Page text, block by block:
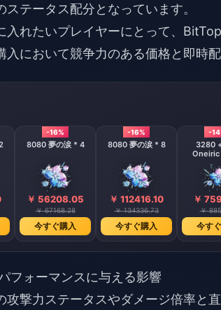
テータス配分となっています。
入れたいプレイヤーにとって、
入において競争力のある価格と即時
-16%
8080 夢の涙 * 4
￥ 56208.05
￥ 67168.28
今すぐ購入
-16%
8080 夢の涙 * 8
￥ 112416.10
￥ 134336.73
今すぐ購入
-
3280
Oneiric
￥
￥
今す
フォーマンスに与える影響
攻撃力ステータスやダメージ倍率と